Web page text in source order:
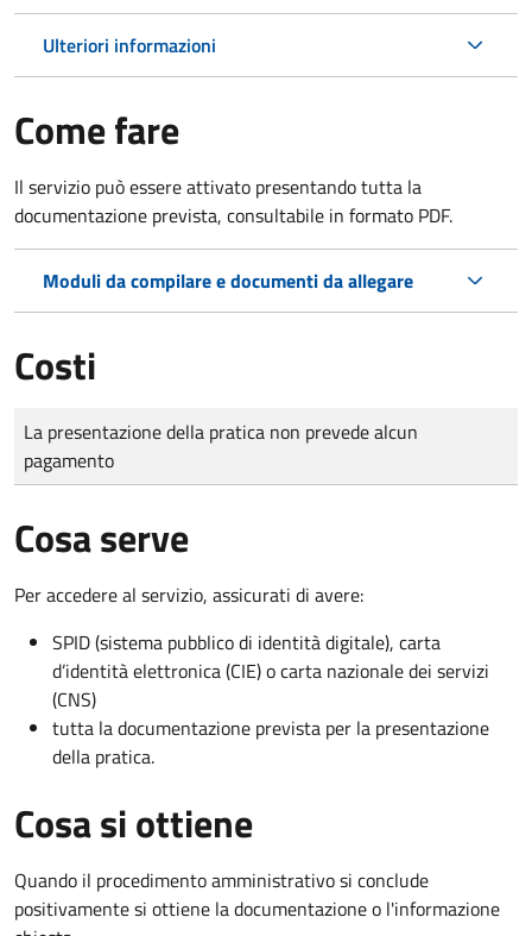
Ulteriori informazioni
Come fare
Il servizio può essere attivato presentando tutta la
documentazione prevista, consultabile in formato PDF.
Moduli da compilare e documenti da allegare
Costi
Tipo di pagamento
Importo
La presentazione della pratica non prevede alcun
pagamento
Cosa serve
Per accedere al servizio, assicurati di avere:
SPID (sistema pubblico di identità digitale), carta
d’identità elettronica (CIE) o carta nazionale dei servizi
(CNS)
tutta la documentazione prevista per la presentazione
della pratica.
Cosa si ottiene
Quando il procedimento amministrativo si conclude
positivamente si ottiene la documentazione o l'informazione